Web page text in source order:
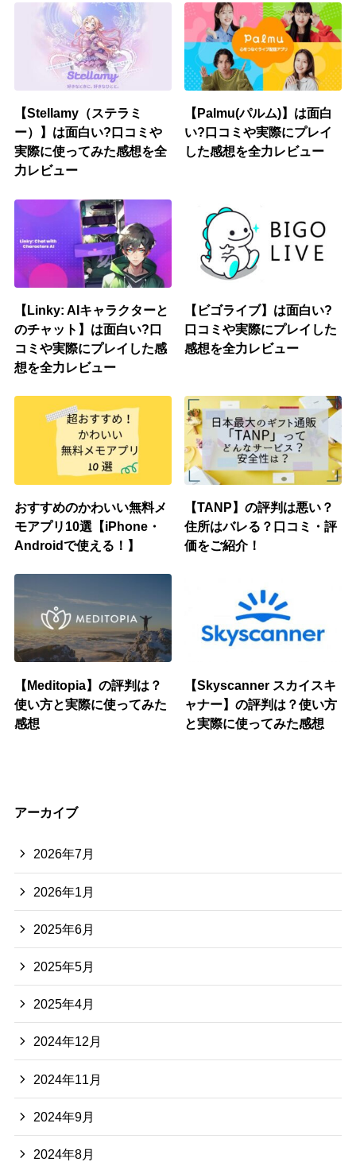
【Stellamy（ステラミ
ー）】は面白い?口コミや
実際に使ってみた感想を全
力レビュー
【Palmu(パルム)】は面白
い?口コミや実際にプレイ
した感想を全力レビュー
【Linky: AIキャラクターと
のチャット】は面白い?口
コミや実際にプレイした感
想を全力レビュー
【ビゴライブ】は面白い?
口コミや実際にプレイした
感想を全力レビュー
おすすめのかわいい無料メ
モアプリ10選【iPhone・
Androidで使える！】
【TANP】の評判は悪い？
住所はバレる？口コミ・評
価をご紹介！
【Meditopia】の評判は？
使い方と実際に使ってみた
感想
【Skyscanner スカイスキ
ャナー】の評判は？使い方
と実際に使ってみた感想
アーカイブ
2026年7月
2026年1月
2025年6月
2025年5月
2025年4月
2024年12月
2024年11月
2024年9月
2024年8月